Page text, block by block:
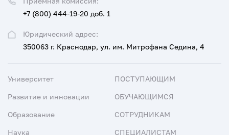
Юридический адрес:
350063 г. Краснодар, ул. им. Митрофана Седина, 4
+7 (800) 444-19-20 доб. 1
Университет
Развитие и инновации
Образование
Наука
ПОСТУПАЮЩИМ
ОБУЧАЮЩИМСЯ
СОТРУДНИКАМ
СПЕЦИАЛИСТАМ